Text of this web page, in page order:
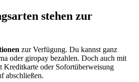
stehen zur
zur Verfügung. Du kannst ganz
oder giropay bezahlen. Doch auch mit
Kreditkarte oder Sofortüberweisung
abschließen.